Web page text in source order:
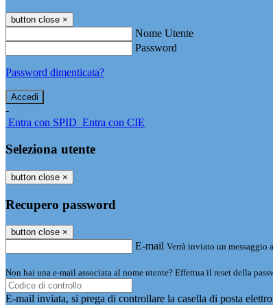
button close ×
Nome Utente
Password
Password dimenticata?
-
Entra con SPID Entra con CIE
Seleziona utente
button close ×
Recupero password
button close ×
E-mail Verrà inviato un
Non hai una e-mail associata al nome utente? Effettua il reset della
E-mail inviata, si prega di controllare la casella di posta